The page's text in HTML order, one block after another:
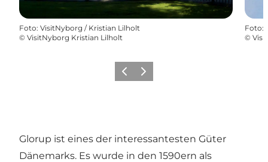
Foto: VisitNyborg / Kristian Lilholt
© VisitNyborg Kristian Lilholt
Foto:
©
ZurückWeiter
Glorup ist eines der interessantesten Güter
Dänemarks. Es wurde in den 1590ern als